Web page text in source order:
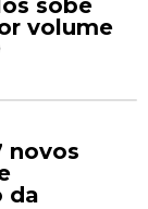
volume
novos
da